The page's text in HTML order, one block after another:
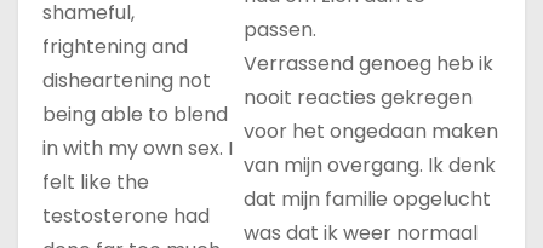
shameful,
frightening and
disheartening not
being able to blend
in with my own sex. I
felt like the
testosterone had
passen.
Verrassend genoeg heb ik
nooit reacties gekregen
voor het ongedaan maken
van mijn overgang. Ik denk
dat mijn familie opgelucht
was dat ik weer normaal